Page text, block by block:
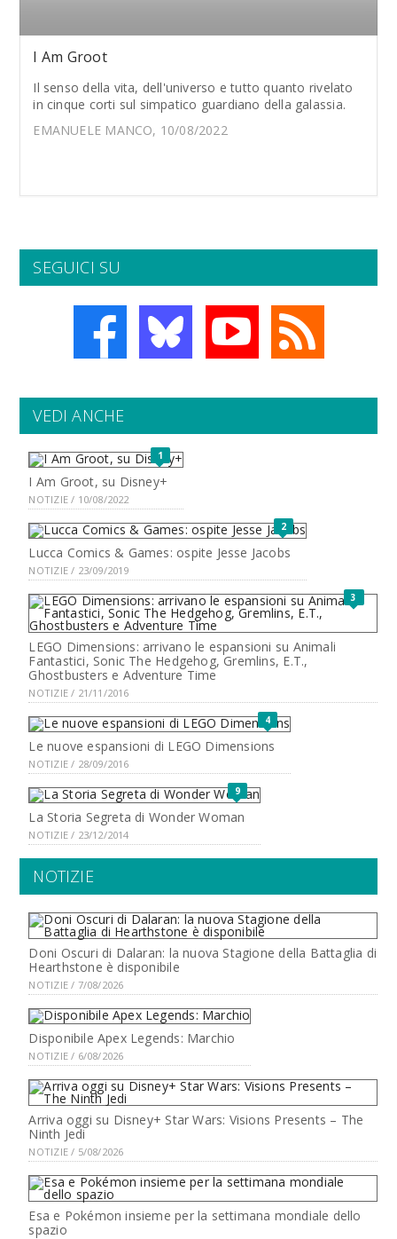
I Am Groot
Il senso della vita, dell'universo e tutto quanto rivelato
in cinque corti sul simpatico guardiano della galassia.
EMANUELE MANCO, 10/08/2022
SEGUICI SU
VEDI ANCHE
1
I Am Groot, su Disney+
NOTIZIE / 10/08/2022
2
Lucca Comics & Games: ospite Jesse Jacobs
NOTIZIE / 23/09/2019
3
LEGO Dimensions: arrivano le espansioni su Animali
Fantastici, Sonic The Hedgehog, Gremlins, E.T.,
Ghostbusters e Adventure Time
NOTIZIE / 21/11/2016
4
Le nuove espansioni di LEGO Dimensions
NOTIZIE / 28/09/2016
9
La Storia Segreta di Wonder Woman
NOTIZIE / 23/12/2014
NOTIZIE
Doni Oscuri di Dalaran: la nuova Stagione della Battaglia di
Hearthstone è disponibile
NOTIZIE / 7/08/2026
Disponibile Apex Legends: Marchio
NOTIZIE / 6/08/2026
Arriva oggi su Disney+ Star Wars: Visions Presents – The
Ninth Jedi
NOTIZIE / 5/08/2026
Esa e Pokémon insieme per la settimana mondiale dello
spazio